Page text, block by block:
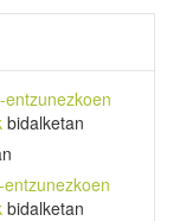
entzunezkoen
bidalketan
bidalketan